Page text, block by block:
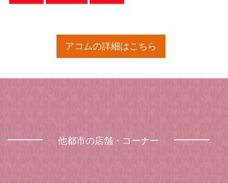
アコムの詳細はこちら
他都市の店舗・コーナー